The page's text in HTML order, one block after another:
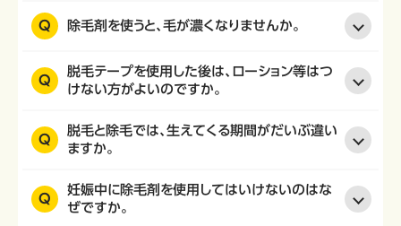
Q 除毛剤を使うと、毛が濃くなりませんか。
Q
脱毛テープを使用した後は、ローション等はつ
けない方がよいのですか。
Q
脱毛と除毛では、生えてくる期間がだいぶ違い
ますか。
Q
妊娠中に除毛剤を使用してはいけないのはな
ぜですか。